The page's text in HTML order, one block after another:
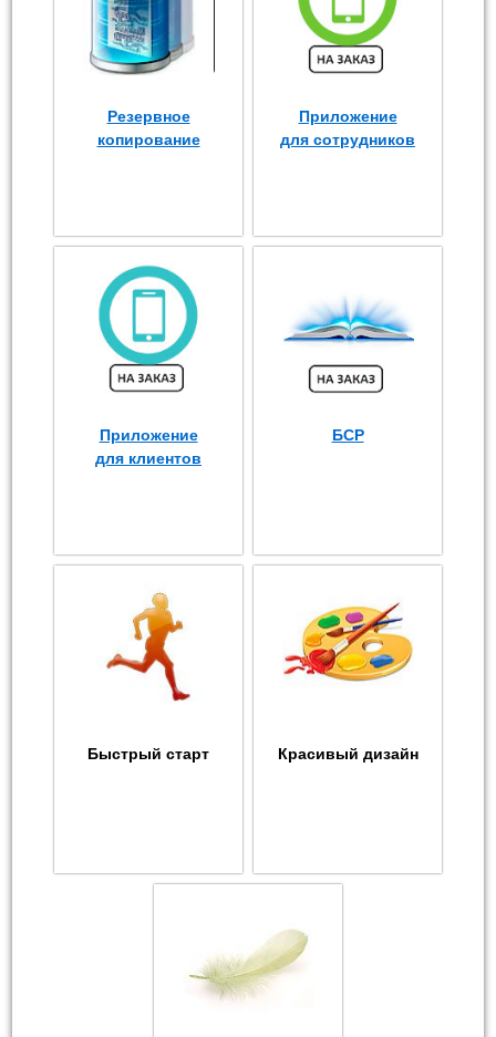
Резервное
копирование
Приложение
для сотрудников
Приложение
для клиентов
БСР
Быстрый старт Красивый дизайн